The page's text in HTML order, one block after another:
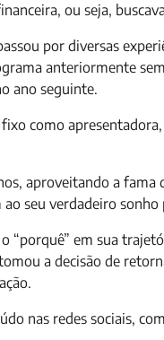
ou seja,
por diversas
anteriormente
ano seguinte.
como
aproveitando a
seu verdadeiro
“porquê” em sua
a decisão de
nas redes sociais,